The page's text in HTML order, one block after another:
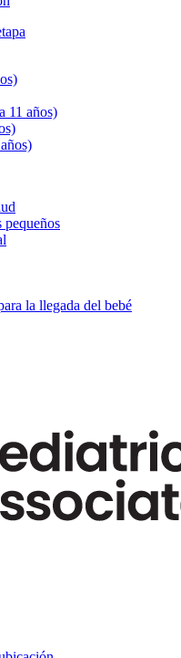
11 años)
pequeños
la llegada del bebé